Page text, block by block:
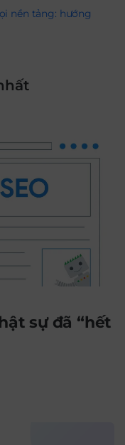
nền tảng: hướng
sự đã “hết